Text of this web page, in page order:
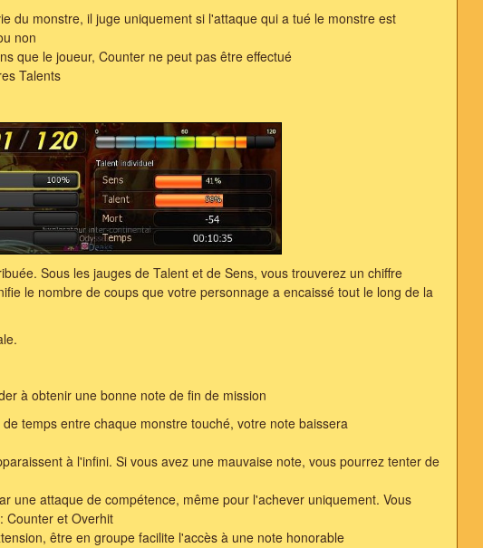
du monstre, il juge uniquement si l'attaque qui a tué le monstre est
non
que le joueur, Counter ne peut pas être effectué
Talents
Sous les jauges de Talent et de Sens, vous trouverez un chiffre
le nombre de coups que votre personnage a encaissé tout le long de la
à obtenir une bonne note de fin de mission
temps entre chaque monstre touché, votre note baissera
à l'infini. Si vous avez une mauvaise note, vous pourrez tenter de
une attaque de compétence, même pour l'achever uniquement. Vous
Counter et Overhit
être en groupe facilite l'accès à une note honorable